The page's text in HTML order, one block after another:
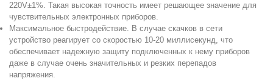
220V±1%. Такая высокая точность имеет решающее значение для
чувствительных электронных приборов.
Максимальное быстродействие. В случае скачков в сети
устройство реагирует со скоростью 10-20 миллисекунд, что
обеспечивает надежную защиту подключенных к нему приборов
даже в случае очень значительных и резких перепадов
напряжения.